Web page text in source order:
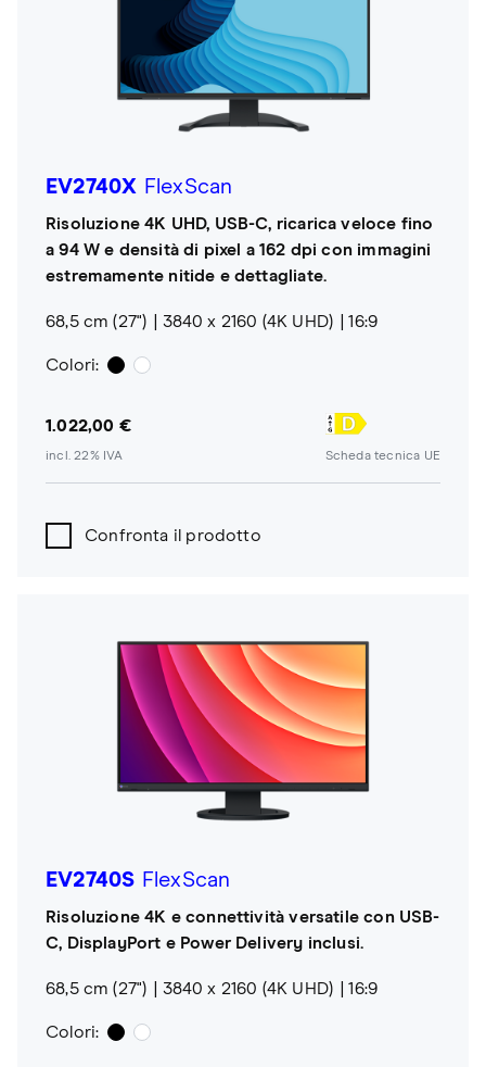
EV2740X FlexScan
Risoluzione 4K UHD, USB-C, ricarica veloce fino
a 94 W e densità di pixel a 162 dpi con immagini
estremamente nitide e dettagliate.
68,5 cm (27") 3840 x 2160 (4K UHD) 16:9
Colori:
1.022,00 €
incl. 22% IVA Scheda tecnica UE
Confronta il prodotto
EV2740S FlexScan
Risoluzione 4K e connettività versatile con USB-
C, DisplayPort e Power Delivery inclusi.
68,5 cm (27") 3840 x 2160 (4K UHD) 16:9
Colori: